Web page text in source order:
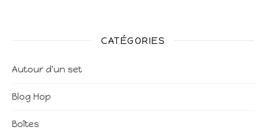
CATÉGORIES
Autour d'un set
Blog Hop
Boîtes